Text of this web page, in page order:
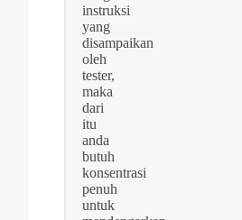
instruksi
yang
disampaikan
oleh
tester,
maka
dari
itu
anda
butuh
konsentrasi
penuh
untuk